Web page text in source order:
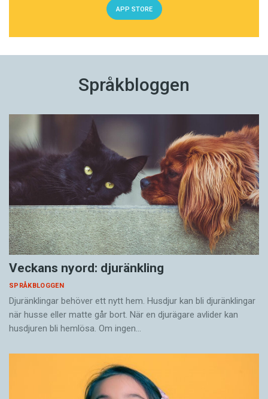
APP STORE
Språkbloggen
Veckans nyord: djuränkling
SPRÅKBLOGGEN
Djuränklingar behöver ett nytt hem. Husdjur kan bli djuränklingar
när husse eller matte går bort. När en djurägare avlider kan
husdjuren bli hemlösa. Om ingen…